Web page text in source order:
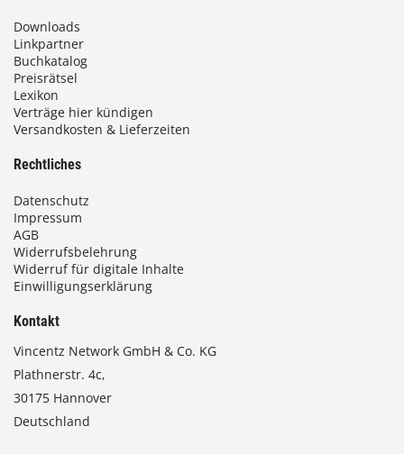
Downloads
Linkpartner
Buchkatalog
Preisrätsel
Lexikon
Verträge hier kündigen
Versandkosten & Lieferzeiten
Rechtliches
Datenschutz
Impressum
AGB
Widerrufsbelehrung
Widerruf für digitale Inhalte
Einwilligungserklärung
Kontakt
Vincentz Network GmbH & Co. KG
Plathnerstr. 4c,
30175 Hannover
Deutschland